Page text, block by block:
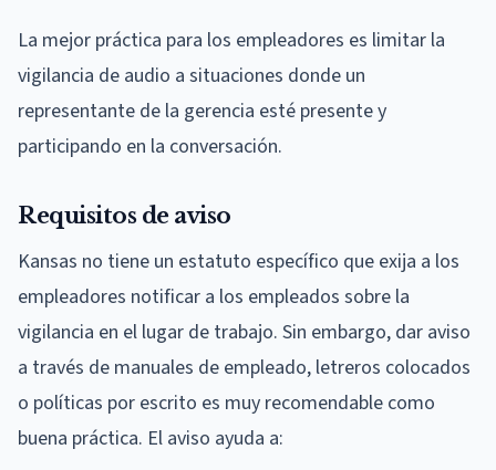
La mejor práctica para los empleadores es limitar la
vigilancia de audio a situaciones donde un
representante de la gerencia esté presente y
participando en la conversación.
Requisitos de aviso
Kansas no tiene un estatuto específico que exija a los
empleadores notificar a los empleados sobre la
vigilancia en el lugar de trabajo. Sin embargo, dar aviso
a través de manuales de empleado, letreros colocados
o políticas por escrito es muy recomendable como
buena práctica. El aviso ayuda a: